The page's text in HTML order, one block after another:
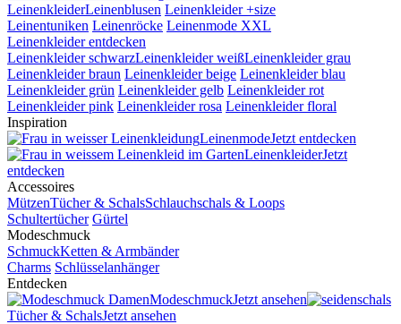
LeinenkleiderLeinenblusen Leinenkleider +size
Leinentuniken Leinenröcke Leinenmode XXL
Leinenkleider entdecken
Leinenkleider schwarzLeinenkleider weißLeinenkleider grau
Leinenkleider braun Leinenkleider beige Leinenkleider blau
Leinenkleider grün Leinenkleider gelb Leinenkleider rot
Leinenkleider pink Leinenkleider rosa Leinenkleider floral
Inspiration
LeinenmodeJetzt entdecken
LeinenkleiderJetzt
entdecken
Accessoires
MützenTücher & SchalsSchlauchschals & Loops
Schultertücher Gürtel
Modeschmuck
SchmuckKetten & Armbänder
Charms Schlüsselanhänger
Entdecken
ModeschmuckJetzt ansehen
Tücher & SchalsJetzt ansehen